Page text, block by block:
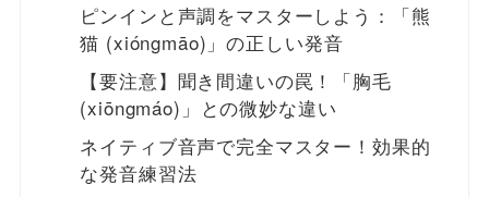
ピンインと声調をマスターしよう：「熊
猫 (xióngmāo)」の正しい発音
【要注意】聞き間違いの罠！「胸毛
(xiōngmáo)」との微妙な違い
ネイティブ音声で完全マスター！効果的
な発音練習法